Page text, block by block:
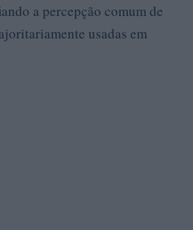
a percepção comum de
usadas em